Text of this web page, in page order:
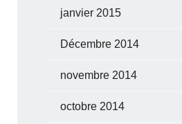
janvier 2015
Décembre 2014
novembre 2014
octobre 2014